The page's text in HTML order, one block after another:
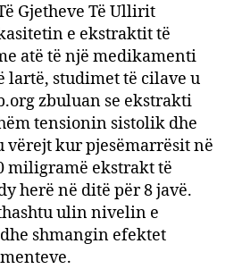
Gjetheve Të Ullirit
e ekstraktit të
atë të një medikamenti
lartë, studimet të cilave u
zbuluan se ekstrakti
tensionin sistolik dhe
vërejt kur pjesëmarrësit në
miligramë ekstrakt të
herë në ditë për 8 javë.
ulin nivelin e
shmangin efektet